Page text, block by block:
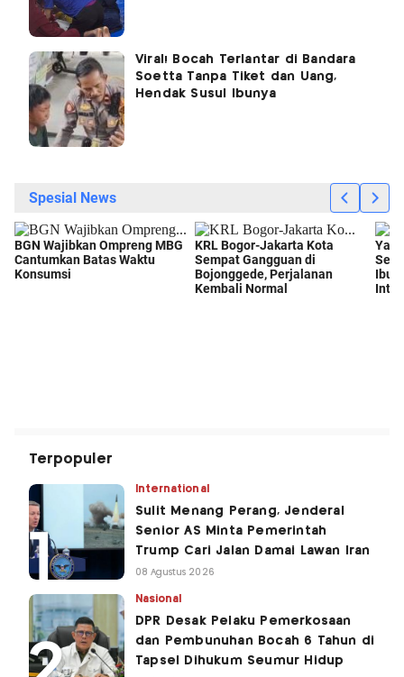
Viral! Bocah Terlantar di Bandara
Soetta Tanpa Tiket dan Uang,
Hendak Susul Ibunya
Terpopuler
International
Sulit Menang Perang, Jenderal
Senior AS Minta Pemerintah
Trump Cari Jalan Damai Lawan Iran
08 Agustus 2026
Nasional
DPR Desak Pelaku Pemerkosaan
dan Pembunuhan Bocah 6 Tahun di
Tapsel Dihukum Seumur Hidup